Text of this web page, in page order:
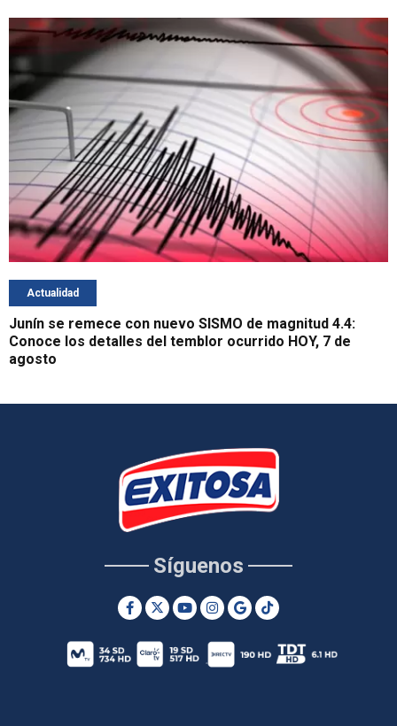
Actualidad
Junín se remece con nuevo SISMO de magnitud 4.4:
Conoce los detalles del temblor ocurrido HOY, 7 de
agosto
Síguenos